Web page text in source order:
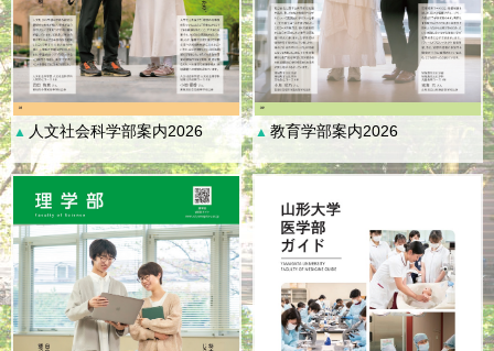
▲ 人文社会科学部案内2026 ▲ 教育学部案内2026